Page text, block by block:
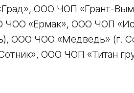
ООО ЧОП «Грант-
ЧОО «Ермак», ООО ЧОП
ООО ЧОО «Медведь» (г.
ООО ЧОП «Титан